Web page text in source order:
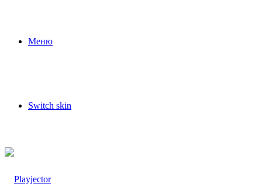
Меню
Switch skin